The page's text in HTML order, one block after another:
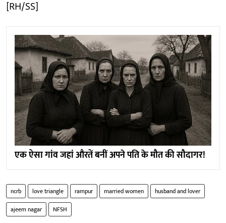
[RH/SS]
एक ऐसा गांव जहां औरतें बनीं अपने पति के मौत की सौदागर!
ncrb love triangle rampur married women
husband and lover
ajeem nagar
NFSH